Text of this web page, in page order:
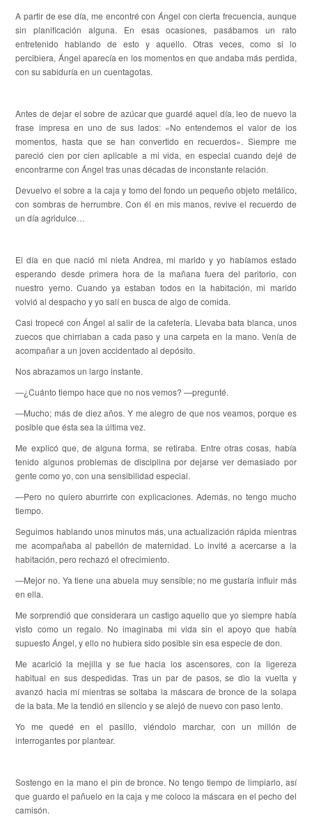
A partir de ese día, me encontré con Ángel con cierta frecuencia, aunque
sin planificación alguna. En esas ocasiones, pasábamos un rato
entretenido hablando de esto y aquello. Otras veces, como si lo
percibiera, Ángel aparecía en los momentos en que andaba más perdida,
con su sabiduría en un cuentagotas.
Antes de dejar el sobre de azúcar que guardé aquel día, leo de nuevo la
frase impresa en uno de sus lados: «No entendemos el valor de los
momentos, hasta que se han convertido en recuerdos». Siempre me
pareció cien por cien aplicable a mi vida, en especial cuando dejé de
encontrarme con Ángel tras unas décadas de inconstante relación.
Devuelvo el sobre a la caja y tomo del fondo un pequeño objeto metálico,
con sombras de herrumbre. Con él en mis manos, revive el recuerdo de
un día agridulce…
El día en que nació mi nieta Andrea, mi marido y yo habíamos estado
esperando desde primera hora de la mañana fuera del paritorio, con
nuestro yerno. Cuando ya estaban todos en la habitación, mi marido
volvió al despacho y yo salí en busca de algo de comida.
Casi tropecé con Ángel al salir de la cafetería. Llevaba bata blanca, unos
zuecos que chirriaban a cada paso y una carpeta en la mano. Venía de
acompañar a un joven accidentado al depósito.
Nos abrazamos un largo instante.
—¿Cuánto tiempo hace que no nos vemos? —pregunté.
—Mucho; más de diez años. Y me alegro de que nos veamos, porque es
posible que ésta sea la última vez.
Me explicó que, de alguna forma, se retiraba. Entre otras cosas, había
tenido algunos problemas de disciplina por dejarse ver demasiado por
gente como yo, con una sensibilidad especial.
—Pero no quiero aburrirte con explicaciones. Además, no tengo mucho
tiempo.
Seguimos hablando unos minutos más, una actualización rápida mientras
me acompañaba al pabellón de maternidad. Lo invité a acercarse a la
habitación, pero rechazó el ofrecimiento.
—Mejor no. Ya tiene una abuela muy sensible; no me gustaría influir más
en ella.
Me sorprendió que considerara un castigo aquello que yo siempre había
visto como un regalo. No imaginaba mi vida sin el apoyo que había
supuesto Ángel, y ello no hubiera sido posible sin esa especie de don.
Me acarició la mejilla y se fue hacia los ascensores, con la ligereza
habitual en sus despedidas. Tras un par de pasos, se dio la vuelta y
avanzó hacia mí mientras se soltaba la máscara de bronce de la solapa
de la bata. Me la tendió en silencio y se alejó de nuevo con paso lento.
Yo me quedé en el pasillo, viéndolo marchar, con un millón de
interrogantes por plantear.
Sostengo en la mano el pin de bronce. No tengo tiempo de limpiarlo, así
que guardo el pañuelo en la caja y me coloco la máscara en el pecho del
camisón.